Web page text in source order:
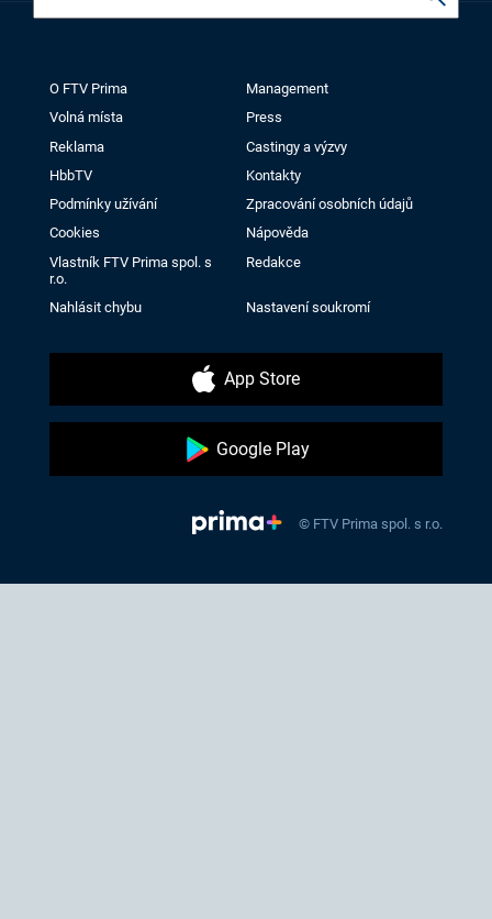
O FTV Prima
Management
Volná místa
Press
Reklama
Castingy a výzvy
HbbTV
Kontakty
Podmínky užívání
Zpracování osobních údajů
Cookies
Nápověda
Vlastník FTV Prima spol. s
r.o.
Redakce
Nahlásit chybu Nastavení soukromí
App Store
Google Play
© FTV Prima spol. s r.o.